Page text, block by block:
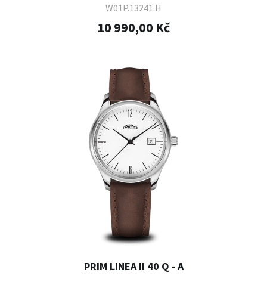
W01P.13241.H
10 990,00 Kč
PRIM LINEA II 40 Q - A